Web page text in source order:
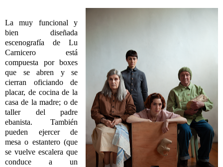
La muy funcional y
bien diseñada
escenografía de Lu
Carnicero está
compuesta por boxes
que se abren y se
cierran oficiando de
placar, de cocina de la
casa de la madre; o de
taller del padre
ebanista. También
pueden ejercer de
mesa o estantero (que
se vuelve escalera que
conduce a un